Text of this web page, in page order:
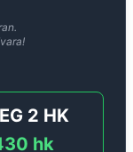
2 HK
hk